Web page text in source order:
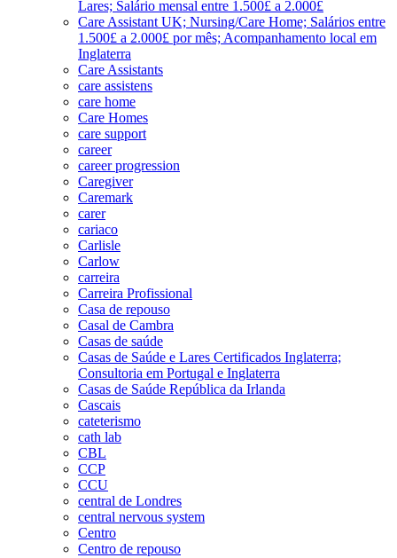
Lares; Salário mensal entre 1.500£ a 2.000£
Care Assistant UK; Nursing/Care Home; Salários entre
1.500£ a 2.000£ por mês; Acompanhamento local em
Inglaterra
Care Assistants
care assistens
care home
Care Homes
care support
career
career progression
Caregiver
Caremark
carer
cariaco
Carlisle
Carlow
carreira
Carreira Profissional
Casa de repouso
Casal de Cambra
Casas de saúde
Casas de Saúde e Lares Certificados Inglaterra;
Consultoria em Portugal e Inglaterra
Casas de Saúde República da Irlanda
Cascais
cateterismo
cath lab
CBL
CCP
CCU
central de Londres
central nervous system
Centro
Centro de repouso